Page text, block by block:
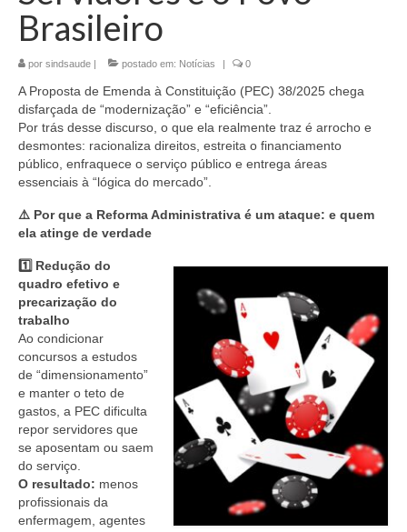
Brasileiro
por sindsaude | postado em: Notícias | 0
A Proposta de Emenda à Constituição (PEC) 38/2025 chega
disfarçada de “modernização” e “eficiência”.
Por trás desse discurso, o que ela realmente traz é arrocho e
desmontes: racionaliza direitos, estreita o financiamento
público, enfraquece o serviço público e entrega áreas
essenciais à “lógica do mercado”.
⚠️ Por que a Reforma Administrativa é um ataque: e quem
ela atinge de verdade
1️⃣ Redução do
quadro efetivo e
precarização do
trabalho
Ao condicionar
concursos a estudos
de “dimensionamento”
e manter o teto de
gastos, a PEC dificulta
repor servidores que
se aposentam ou saem
do serviço.
O resultado: menos
profissionais da
enfermagem, agentes